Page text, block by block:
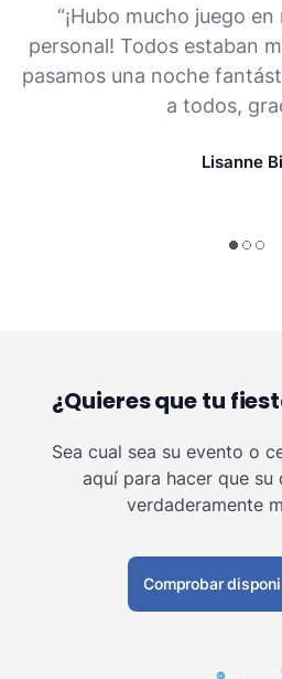
“¡Hubo mucho juego
personal! Todos estaban
pasamos una noche
a todos,
Lisanne
¿Quieres que tu
Sea cual sea su evento o
aquí para hacer que su
verdaderamente
Comprobar